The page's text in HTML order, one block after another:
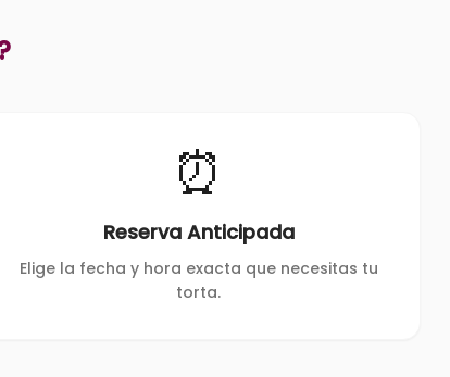
⏰
Reserva Anticipada
Elige la fecha y hora exacta que necesitas tu
torta.